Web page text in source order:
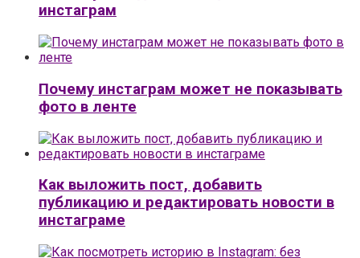
инстаграм
Почему инстаграм может не показывать
фото в ленте
Как выложить пост, добавить
публикацию и редактировать новости в
инстаграме